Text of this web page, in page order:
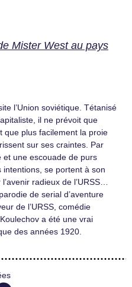
Mister West au pays
l’Union soviétique. Tétanisé
il ne prévoit que
que plus facilement la proie
sur ses craintes. Par
et une escouade de purs
se portent à son
radieux de l’URSS…
de serial d’aventure
de l’URSS, comédie
a été une vrai
des années 1920.